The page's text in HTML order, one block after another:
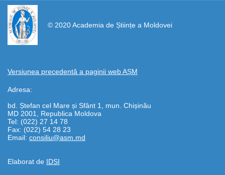
© 2020 Academia de Științe a Moldovei
Versiunea precedentă a paginii web AȘM
Adresa:
bd. Ștefan cel Mare și Sfânt 1, mun. Chișinău
MD 2001, Republica Moldova
Tel: (022) 27 14 78
Fax: (022) 54 28 23
Email: consiliu@asm.md
Elaborat de IDSI
https://propletenie.ru/